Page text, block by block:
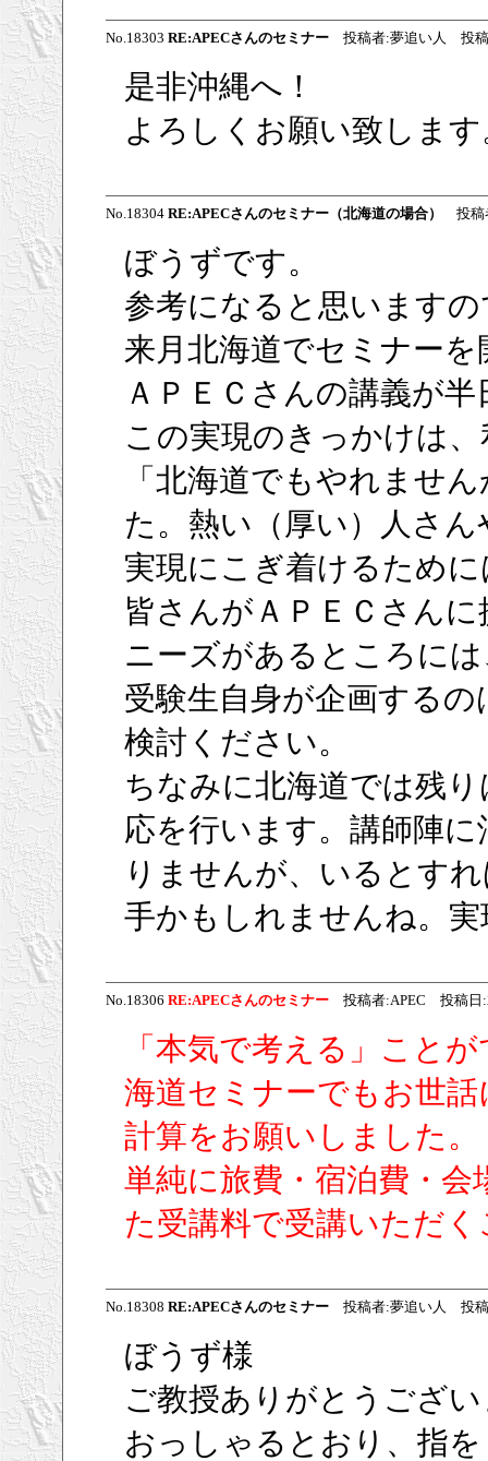
No.18303 RE:APECさんのセミナー投稿者:夢追い人 投稿
是非沖縄へ！
よろしくお願い致します
No.18304 RE:APECさんのセミナー（北海道の場合） 投稿
ぼうずです。
参考になると思います
来月北海道でセミナー
ＡＰＥＣさんの講義が
この実現のきっかけは
「北海道でもやれませ
た。熱い（厚い）人さ
実現にこぎ着けるため
皆さんがＡＰＥＣさん
ニーズがあるところに
受験生自身が企画する
検討ください。
ちなみに北海道では残
応を行います。講師陣
りませんが、いるとす
手かもしれませんね。
No.18306 RE:APECさんのセミナー投稿者:APEC 投稿日
「本気で考える」こと
海道セミナーでもお世
計算をお願いしました。
単純に旅費・宿泊費・
た受講料で受講いただ
No.18308 RE:APECさんのセミナー投稿者:夢追い人 投稿
ぼうず様
ご教授ありがとうござ
おっしゃるとおり、指